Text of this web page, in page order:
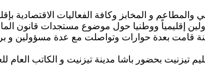
و المخابز وكافة الفعاليات الاقتصادية
إقليمياً ووطنيا حول موضوع مستجدات قانون
قامت بعدة حوارات وتواصلت مع عدة مسؤولين و
لقاء صباح اليوم الثلاثاء 15 يناير 2019 مع عامل إقليم تيزنيت